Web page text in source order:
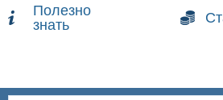
Полезно
знать